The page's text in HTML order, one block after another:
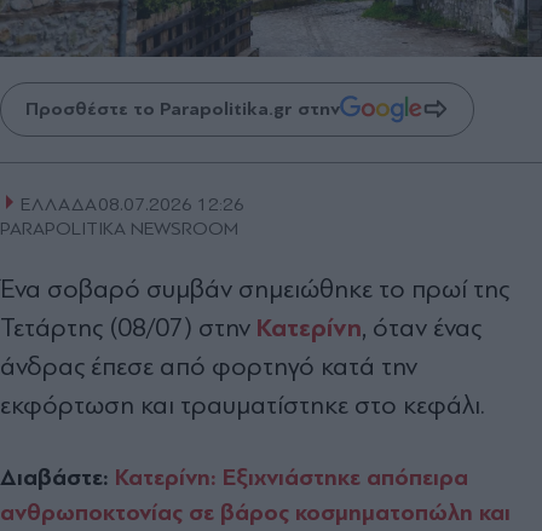
Προσθέστε το Parapolitika.gr στην
ΕΛΛΑΔΑ08.07.2026 12:26
PARAPOLITIKA NEWSROOM
Ένα σοβαρό συμβάν σημειώθηκε το πρωί της
Τετάρτης (08/07) στην Κατερίνη, όταν ένας
άνδρας έπεσε από φορτηγό κατά την
εκφόρτωση και τραυματίστηκε στο κεφάλι.
Διαβάστε: Κατερίνη: Εξιχνιάστηκε απόπειρα
ανθρωποκτονίας σε βάρος κοσμηματοπώλη και